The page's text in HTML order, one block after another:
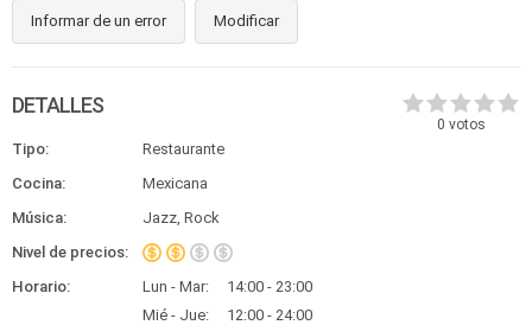
Informar de un error Modificar
0 votos
DETALLES
Tipo:
Restaurante
Cocina:
Mexicana
Música:
Jazz, Rock
Nivel de precios:
Horario:
Lun - Mar:
14:00 - 23:00
Mié - Jue:
12:00 - 24:00